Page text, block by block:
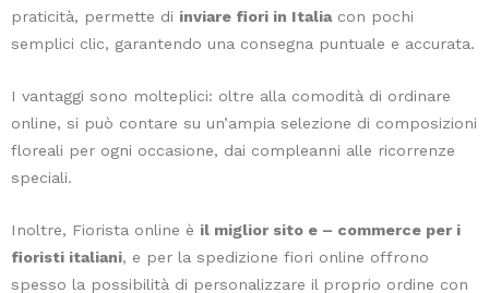
praticità, permette di inviare fiori in Italiacon pochi
semplici clic, garantendo una consegna puntuale e accurata.
I vantaggi sono molteplici: oltre alla comodità di ordinare
online, si può contare su un’ampia selezione di composizioni
floreali per ogni occasione, dai compleanni alle ricorrenze
speciali.
Inoltre, Fiorista online è il miglior sito e – commerce per i
fioristi italiani, e per la spedizione fiori online offrono
spesso la possibilità di personalizzare il proprio ordine con
suocera",
Chlorophytum
comosum
o
entrambe
facili
da